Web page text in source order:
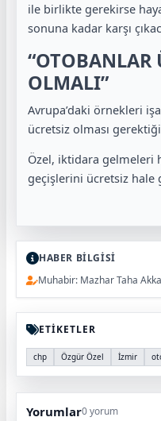
ile birlikte gerekirse
sonuna kadar karşı
“OTOBANLAR
OLMALI”
Avrupa’daki örnekleri
ücretsiz olması
Özel, iktidara gelmeleri
geçişlerini ücretsiz
HABER BİLGİSİ
Muhabir: Mazhar Taha
ETİKETLER
chp Özgür Özel İzmir
Yorumlar0 yorum